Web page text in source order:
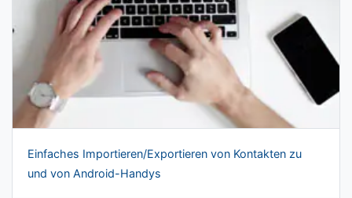
Einfaches Importieren/Exportieren von Kontakten zu
und von Android-Handys